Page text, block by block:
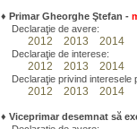
♦ Primar Gheorghe Ştefan -
Declaraţie de avere:
2012 2013 2014
Declaraţie de interese:
2012 2013 2014
Declaraţie privind interesele
2012 2013 2014
♦ Viceprimar desemnat să